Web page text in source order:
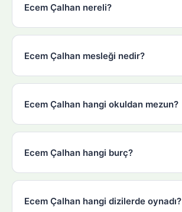
Ecem Çalhan nereli?
Ecem Çalhan mesleği nedir?
Ecem Çalhan hangi okuldan mezun?
Ecem Çalhan hangi burç?
Ecem Çalhan hangi dizilerde oynadı?